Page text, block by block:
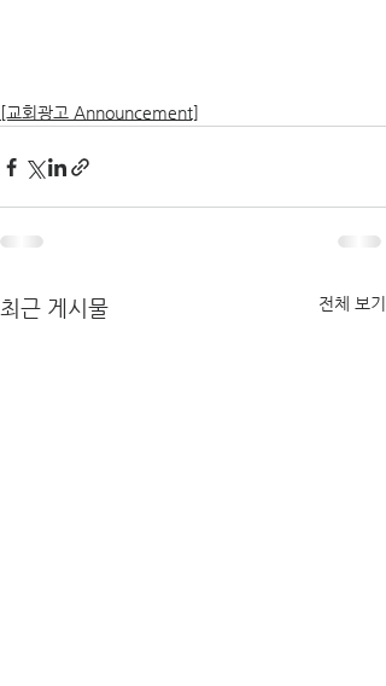
[교회광고 Announcement]
최근 게시물 전체 보기